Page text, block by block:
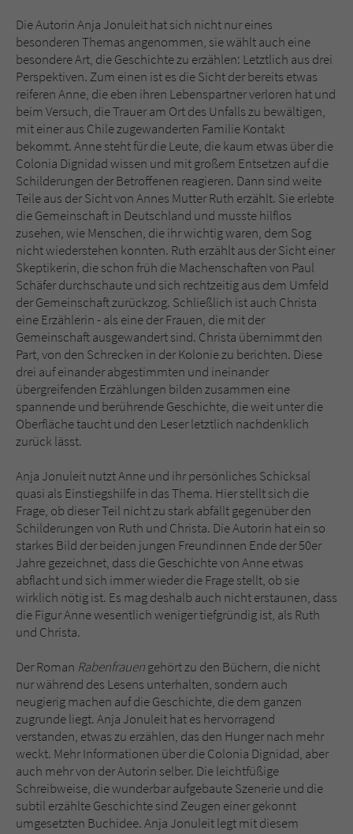
Die Autorin Anja Jonuleit hat sich nicht nur eines
besonderen Themas angenommen, sie wählt auch eine
besondere Art, die Geschichte zu erzählen: Letztlich aus drei
Perspektiven. Zum einen ist es die Sicht der bereits etwas
reiferen Anne, die eben ihren Lebenspartner verloren hat und
beim Versuch, die Trauer am Ort des Unfalls zu bewältigen,
mit einer aus Chile zugewanderten Familie Kontakt
bekommt. Anne steht für die Leute, die kaum etwas über die
Colonia Dignidad wissen und mit großem Entsetzen auf die
Schilderungen der Betroffenen reagieren. Dann sind weite
Teile aus der Sicht von Annes Mutter Ruth erzählt. Sie erlebte
die Gemeinschaft in Deutschland und musste hilflos
zusehen, wie Menschen, die ihr wichtig waren, dem Sog
nicht wiederstehen konnten. Ruth erzählt aus der Sicht einer
Skeptikerin, die schon früh die Machenschaften von Paul
Schäfer durchschaute und sich rechtzeitig aus dem Umfeld
der Gemeinschaft zurückzog. Schließlich ist auch Christa
eine Erzählerin - als eine der Frauen, die mit der
Gemeinschaft ausgewandert sind. Christa übernimmt den
Part, von den Schrecken in der Kolonie zu berichten. Diese
drei auf einander abgestimmten und ineinander
übergreifenden Erzählungen bilden zusammen eine
spannende und berührende Geschichte, die weit unter die
Oberfläche taucht und den Leser letztlich nachdenklich
zurück lässt.
Anja Jonuleit nutzt Anne und ihr persönliches Schicksal
quasi als Einstiegshilfe in das Thema. Hier stellt sich die
Frage, ob dieser Teil nicht zu stark abfällt gegenüber den
Schilderungen von Ruth und Christa. Die Autorin hat ein so
starkes Bild der beiden jungen Freundinnen Ende der 50er
Jahre gezeichnet, dass die Geschichte von Anne etwas
abflacht und sich immer wieder die Frage stellt, ob sie
wirklich nötig ist. Es mag deshalb auch nicht erstaunen, dass
die Figur Anne wesentlich weniger tiefgründig ist, als Ruth
und Christa.
Der Roman Rabenfrauengehört zu den Büchern, die nicht
nur während des Lesens unterhalten, sondern auch
neugierig machen auf die Geschichte, die dem ganzen
zugrunde liegt. Anja Jonuleit hat es hervorragend
verstanden, etwas zu erzählen, das den Hunger nach mehr
weckt. Mehr Informationen über die Colonia Dignidad, aber
auch mehr von der Autorin selber. Die leichtfüßige
Schreibweise, die wunderbar aufgebaute Szenerie und die
subtil erzählte Geschichte sind Zeugen einer gekonnt
umgesetzten Buchidee. Anja Jonuleit legt mit diesem